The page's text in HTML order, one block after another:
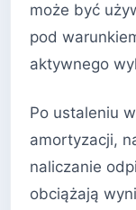
może być
pod
aktywnego
Po ustaleniu
amortyzacji,
naliczanie
obciążają